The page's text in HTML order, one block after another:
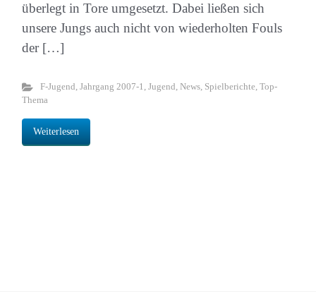
überlegt in Tore umgesetzt. Dabei ließen sich
unsere Jungs auch nicht von wiederholten Fouls
der […]
F-Jugend , Jahrgang 2007-1, Jugend , News, Spielberichte, Top-
Thema
Weiterlesen